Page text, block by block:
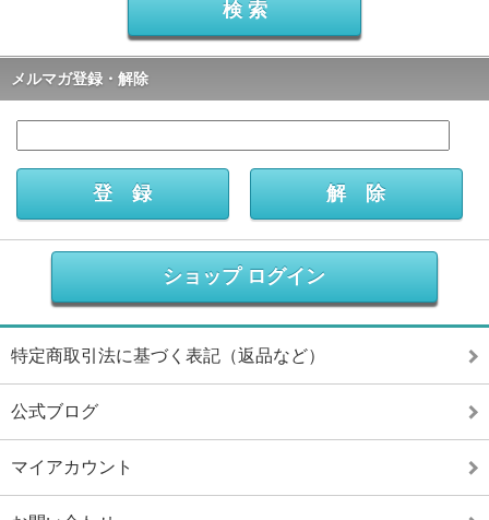
メルマガ登録・解除
ショップ ログイン
特定商取引法に基づく表記（返品など）
公式ブログ
マイアカウント